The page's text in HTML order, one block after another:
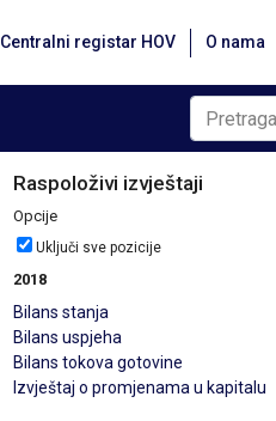
Centralni registar HOV O nama
Raspoloživi izvještaji
Opcije
Uključi sve pozicije
2018
Bilans stanja
Bilans uspjeha
Bilans tokova gotovine
Izvještaj o promjenama u kapitalu